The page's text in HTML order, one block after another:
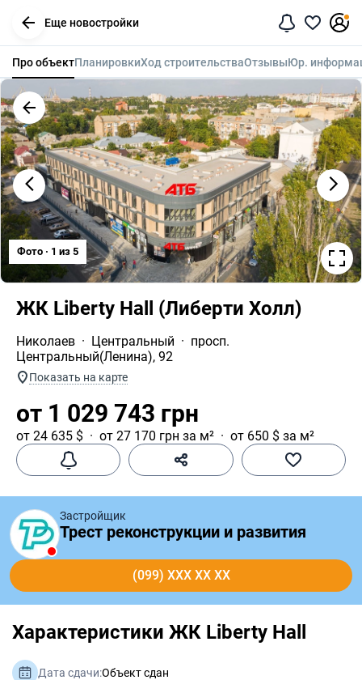
Еще новостройки
Про объектПланировкиХод строительстваОтзывыЮр.
Фото · 1 из 5
ЖК Liberty Hall (Либерти Холл)
Николаев Центральный
просп.
Центральный(Ленина), 92
Показать на карте
от 1 029 743 грн
от 24 635 $ от 27 170 грн за м² от 650 $ за м²
Застройщик
Трест реконструкции и развития
(099) XXX XX XX
Характеристики ЖК Liberty Hall
Дата сдачи:Объект сдан